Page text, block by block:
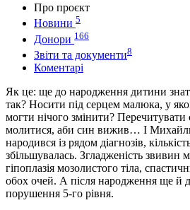
Про проєкт
Новини 5
Донори 166
Звіти та документи8
Коментарі
Як це: ще до народження дитини
так? Носити під серцем малюка, у
могти нічого змінити? Перечитувати
молитися, аби син вижив… І
народився із рядом діагнозів,
збільшувалась. Згладженість звивин
гіпоплазія мозолистого тіла,
обох очей. А після народження ще й
порушення 5-го рівня.